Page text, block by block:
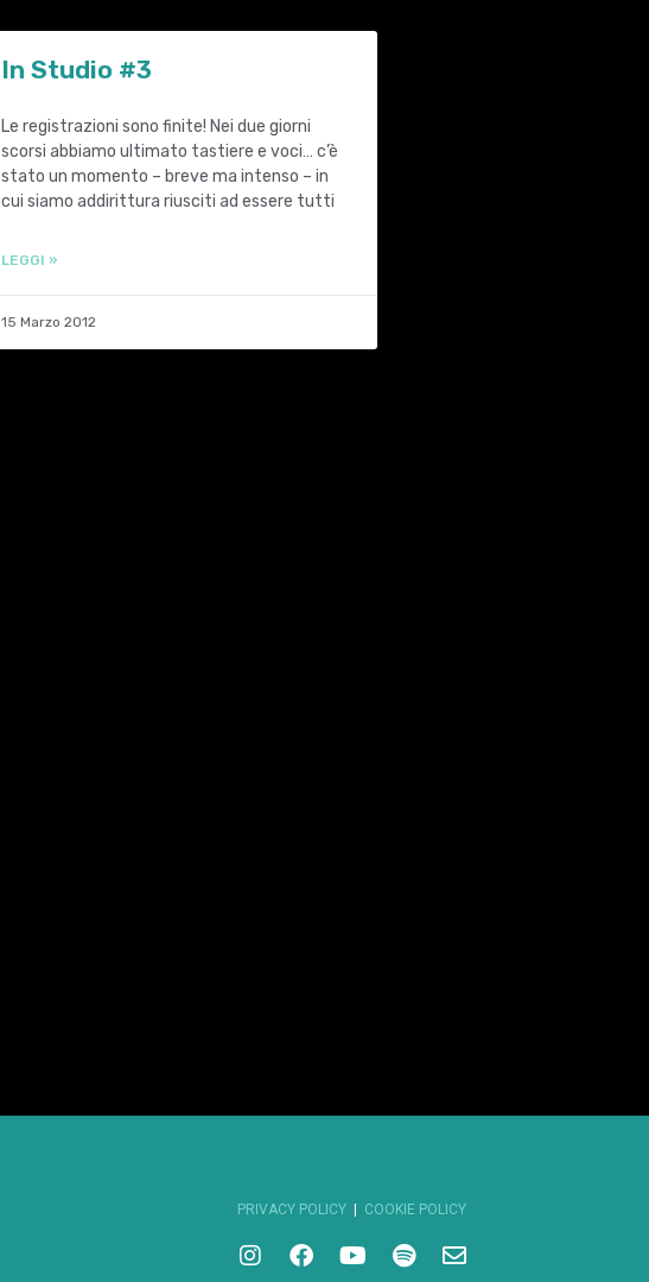
In Studio #3
Le registrazioni sono finite! Nei due giorni
scorsi abbiamo ultimato tastiere e voci… c’è
stato un momento – breve ma intenso – in
cui siamo addirittura riusciti ad essere tutti
LEGGI »
15 Marzo 2012
PRIVACY POLICY COOKIE POLICY